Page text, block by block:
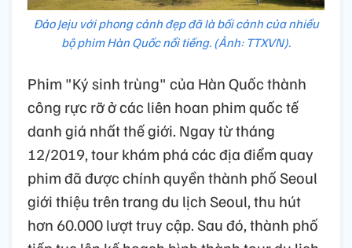
Đảo Jeju với phong cảnh đẹp đã là bối cảnh của nhiều
bộ phim Hàn Quốc nổi tiếng. (Ảnh: TTXVN).
Phim "Ký sinh trùng" của Hàn Quốc thành
công rực rỡ ở các liên hoan phim quốc tế
danh giá nhất thế giới. Ngay từ tháng
12/2019, tour khám phá các địa điểm quay
phim đã được chính quyền thành phố Seoul
giới thiệu trên trang du lịch Seoul, thu hút
hơn 60.000 lượt truy cập. Sau đó, thành phố